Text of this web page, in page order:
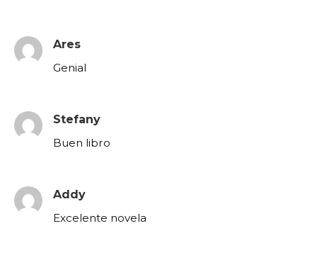
Ares
Genial
Stefany
Buen libro
Addy
Excelente novela